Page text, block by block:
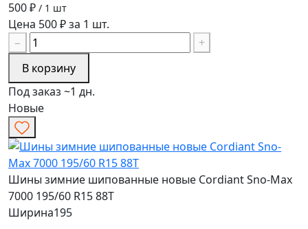
500 ₽ / 1 шт
Цена 500 ₽ за 1 шт.
−
+
В корзину
Под заказ ~1 дн.
Новые
Шины зимние шипованные новые Cordiant Sno-Max
7000 195/60 R15 88T
Ширина195